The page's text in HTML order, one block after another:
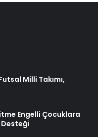
Milli Takımı,
Engelli Çocuklara